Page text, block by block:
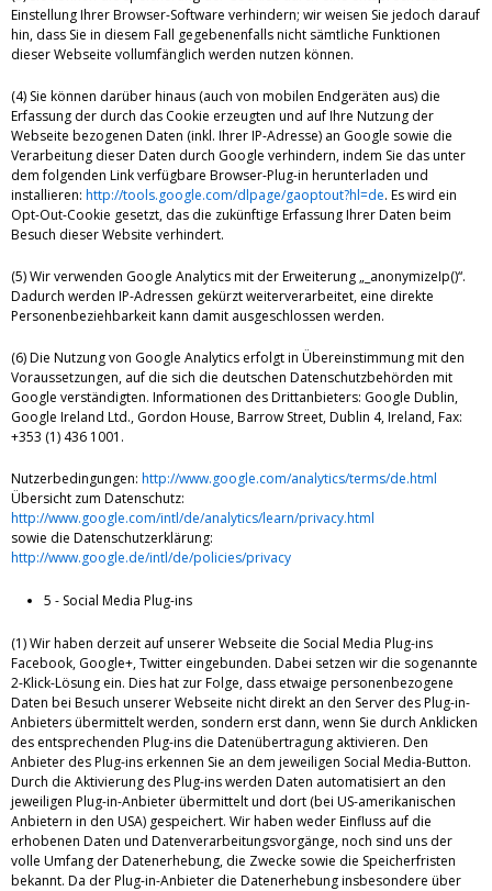
Einstellung Ihrer Browser-Software verhindern; wir weisen Sie jedoch darauf
hin, dass Sie in diesem Fall gegebenenfalls nicht sämtliche Funktionen
dieser Webseite vollumfänglich werden nutzen können.
(4) Sie können darüber hinaus (auch von mobilen Endgeräten aus) die
Erfassung der durch das Cookie erzeugten und auf Ihre Nutzung der
Webseite bezogenen Daten (inkl. Ihrer IP-Adresse) an Google sowie die
Verarbeitung dieser Daten durch Google verhindern, indem Sie das unter
dem folgenden Link verfügbare Browser-Plug-in herunterladen und
installieren: http://tools.google.com/dlpage/gaoptout?hl=de. Es wird ein
Opt-Out-Cookie gesetzt, das die zukünftige Erfassung Ihrer Daten beim
Besuch dieser Website verhindert.
(5) Wir verwenden Google Analytics mit der Erweiterung „_anonymizeIp()“.
Dadurch werden IP-Adressen gekürzt weiterverarbeitet, eine direkte
Personenbeziehbarkeit kann damit ausgeschlossen werden.
(6) Die Nutzung von Google Analytics erfolgt in Übereinstimmung mit den
Voraussetzungen, auf die sich die deutschen Datenschutzbehörden mit
Google verständigten. Informationen des Drittanbieters: Google Dublin,
Google Ireland Ltd., Gordon House, Barrow Street, Dublin 4, Ireland, Fax:
+353 (1) 436 1001.
Nutzerbedingungen: http://www.google.com/analytics/terms/de.html
Übersicht zum Datenschutz:
http://www.google.com/intl/de/analytics/learn/privacy.html
sowie die Datenschutzerklärung:
http://www.google.de/intl/de/policies/privacy
5 - Social Media Plug-ins
(1) Wir haben derzeit auf unserer Webseite die Social Media Plug-ins
Facebook, Google+, Twitter eingebunden. Dabei setzen wir die sogenannte
2-Klick-Lösung ein. Dies hat zur Folge, dass etwaige personenbezogene
Daten bei Besuch unserer Webseite nicht direkt an den Server des Plug-in-
Anbieters übermittelt werden, sondern erst dann, wenn Sie durch Anklicken
des entsprechenden Plug-ins die Datenübertragung aktivieren. Den
Anbieter des Plug-ins erkennen Sie an dem jeweiligen Social Media-Button.
Durch die Aktivierung des Plug-ins werden Daten automatisiert an den
jeweiligen Plug-in-Anbieter übermittelt und dort (bei US-amerikanischen
Anbietern in den USA) gespeichert. Wir haben weder Einfluss auf die
erhobenen Daten und Datenverarbeitungsvorgänge, noch sind uns der
volle Umfang der Datenerhebung, die Zwecke sowie die Speicherfristen
bekannt. Da der Plug-in-Anbieter die Datenerhebung insbesondere über